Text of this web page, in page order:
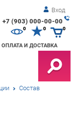
Вход
+7 (903) 000-00-00
И ДОСТАВКА
0 0
Состав